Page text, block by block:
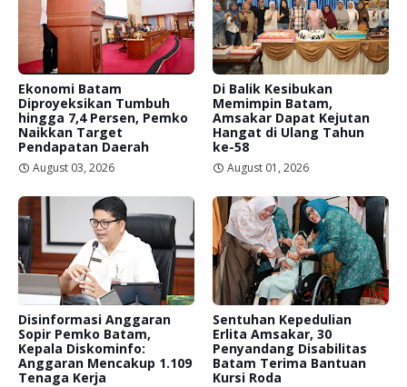
Ekonomi Batam
Diproyeksikan Tumbuh
hingga 7,4 Persen, Pemko
Naikkan Target
Pendapatan Daerah
August 03, 2026
Di Balik Kesibukan
Memimpin Batam,
Amsakar Dapat Kejutan
Hangat di Ulang Tahun
ke-58
August 01, 2026
Disinformasi Anggaran
Sopir Pemko Batam,
Kepala Diskominfo:
Anggaran Mencakup 1.109
Tenaga Kerja
Sentuhan Kepedulian
Erlita Amsakar, 30
Penyandang Disabilitas
Batam Terima Bantuan
Kursi Roda